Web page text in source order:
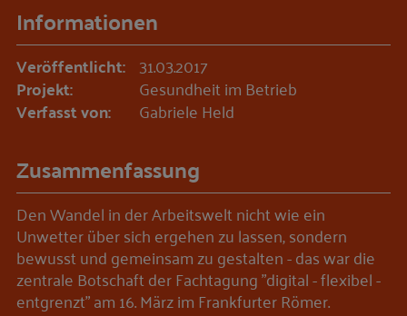
Informationen
Veröffentlicht: 31.03.2017
Projekt: Gesundheit im Betrieb
Verfasst von: Gabriele Held
Zusammenfassung
Den Wandel in der Arbeitswelt nicht wie ein
Unwetter über sich ergehen zu lassen, sondern
bewusst und gemeinsam zu gestalten - das war die
zentrale Botschaft der Fachtagung "digital - flexibel -
entgrenzt" am 16. März im Frankfurter Römer.